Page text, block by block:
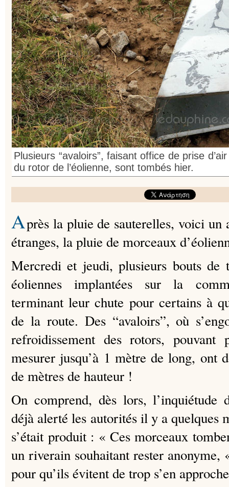
Plusieurs “avaloirs”, faisant office de prise
du rotor de l’éolienne, sont tombés hier.
Après la pluie de sauterelles, voici un
étranges, la pluie de morceaux
Mercredi et jeudi, plusieurs bouts de
éoliennes implantées sur la
terminant leur chute pour certains à
de la route. Des “avaloirs”, où
refroidissement des rotors,
mesurer jusqu’à 1 mètre de long, ont
de mètres de hauteur !
On comprend, dès lors, l’inquiétude
déjà alerté les autorités il y a quelques
s’était produit : « Ces morceaux
un riverain souhaitant rester anonyme,
pour qu’ils évitent de trop s’en